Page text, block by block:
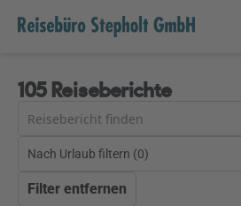
105 Reiseberichte
Nach Urlaub filtern (0)
Filter entfernen